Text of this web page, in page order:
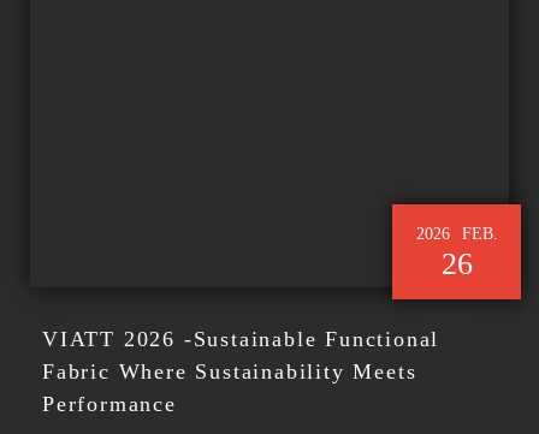
2026 FEB.
26
VIATT 2026 -Sustainable Functional
Fabric Where Sustainability Meets
Performance